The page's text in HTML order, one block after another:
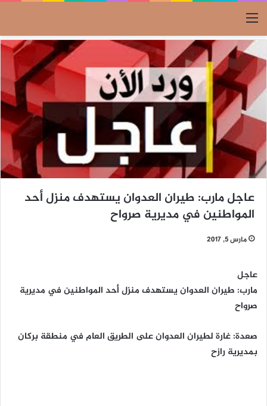
القائمة
عاجل مارب: طيران العدوان يستهدف منزل أحد
المواطنين في مديرية صرواح
مارس 5, 2017
عاجل
مارب: طيران العدوان يستهدف منزل أحد المواطنين في مديرية
صرواح
صعدة: غارة لطيران العدوان على الطريق العام في منطقة بركان
بمديرية رازح